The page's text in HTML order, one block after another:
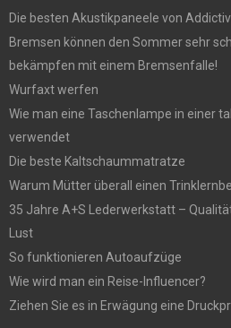
Die besten Akustikpaneele von
Bremsen können den Sommer sehr
bekämpfen mit einem Bremsenfalle!
Wurfaxt werfen
Wie man eine Taschenlampe in einer
verwendet
Die beste Kaltschaummatratze
Warum Mütter überall einen
35 Jahre A+S Lederwerkstatt –
Lust
So funktionieren Autoaufzüge
Wie wird man ein Reise-Influencer?
Ziehen Sie es in Erwägung eine